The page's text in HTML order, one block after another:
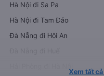
Hà Nội đi Sa Pa
Hà Nội đi Tam Đảo
Đà Nẵng đi Hội An
Xem tất